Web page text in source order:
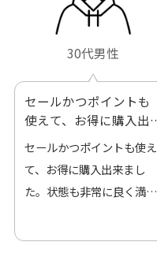
30代男性
セールかつポイントも
使えて、お得に購入出
来ました
セールかつポイントも使え
て、お得に購入出来まし
た。状態も非常に良く満足